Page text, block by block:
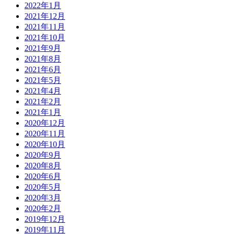
2022年1月
2021年12月
2021年11月
2021年10月
2021年9月
2021年8月
2021年6月
2021年5月
2021年4月
2021年2月
2021年1月
2020年12月
2020年11月
2020年10月
2020年9月
2020年8月
2020年6月
2020年5月
2020年3月
2020年2月
2019年12月
2019年11月